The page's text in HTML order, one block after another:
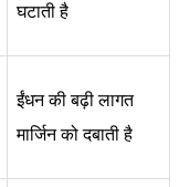
घटाती है
ईंधन की बढ़ी लागत
मार्जिन को दबाती है